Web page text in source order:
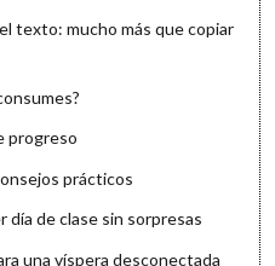
texto: mucho más que copiar
progreso
prácticos
día de clase sin sorpresas
una víspera desconectada